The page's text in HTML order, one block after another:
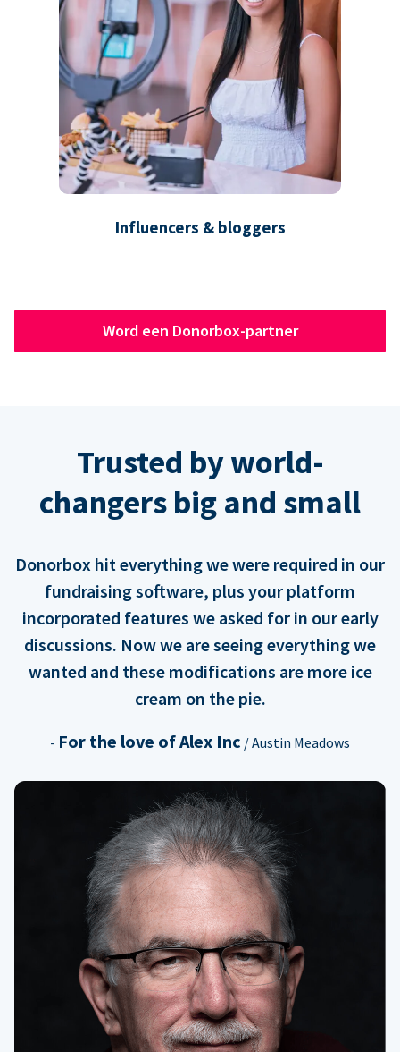
Influencers & bloggers
Word een Donorbox-partner
Trusted by world-
changers big and small
Donorbox hit everything we were required in our
fundraising software, plus your platform
incorporated features we asked for in our early
discussions. Now we are seeing everything we
wanted and these modifications are more ice
cream on the pie.
- For the love of Alex Inc / Austin Meadows